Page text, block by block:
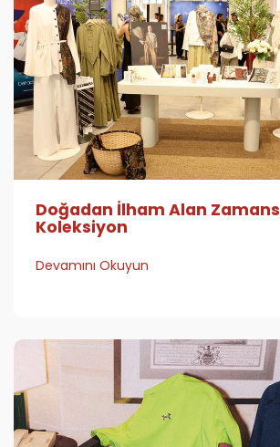
Doğadan İlham Alan
Koleksiyon
Devamını Okuyun